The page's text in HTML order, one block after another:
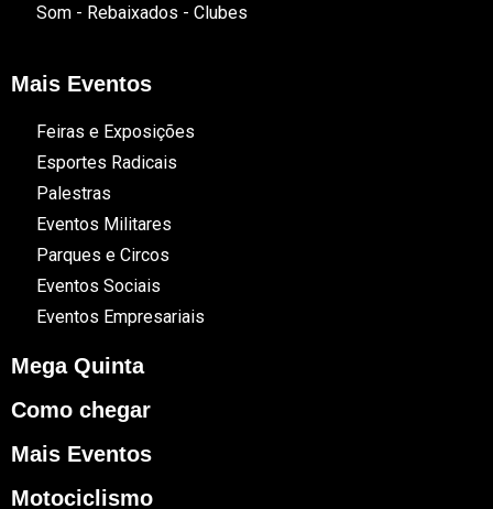
Som - Rebaixados - Clubes
Mais Eventos
Feiras e Exposições
Esportes Radicais
Palestras
Eventos Militares
Parques e Circos
Eventos Sociais
Eventos Empresariais
Mega Quinta
Como chegar
Mais Eventos
Motociclismo